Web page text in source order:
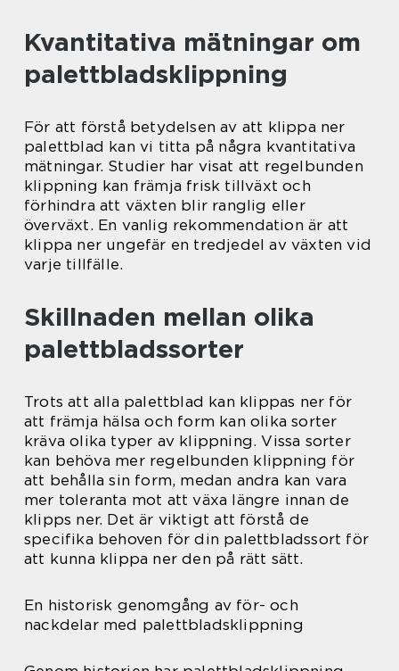
Kvantitativa mätningar om
palettbladsklippning
För att förstå betydelsen av att klippa ner
palettblad kan vi titta på några kvantitativa
mätningar. Studier har visat att regelbunden
klippning kan främja frisk tillväxt och
förhindra att växten blir ranglig eller
överväxt. En vanlig rekommendation är att
klippa ner ungefär en tredjedel av växten vid
varje tillfälle.
Skillnaden mellan olika
palettbladssorter
Trots att alla palettblad kan klippas ner för
att främja hälsa och form kan olika sorter
kräva olika typer av klippning. Vissa sorter
kan behöva mer regelbunden klippning för
att behålla sin form, medan andra kan vara
mer toleranta mot att växa längre innan de
klipps ner. Det är viktigt att förstå de
specifika behoven för din palettbladssort för
att kunna klippa ner den på rätt sätt.
En historisk genomgång av för- och
nackdelar med palettbladsklippning